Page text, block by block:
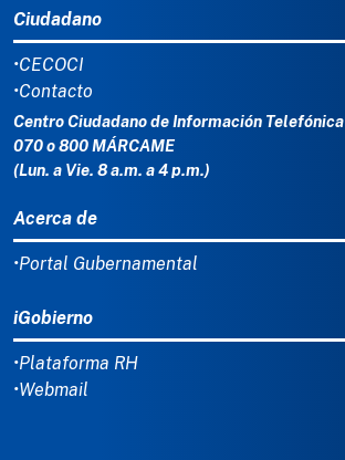
Ciudadano
•CECOCI
•Contacto
Centro Ciudadano de Información Telefónica
070 o 800 MÁRCAME
(Lun. a Vie. 8 a.m. a 4 p.m.)
Acerca de
•Portal Gubernamental
iGobierno
•Plataforma RH
•Webmail